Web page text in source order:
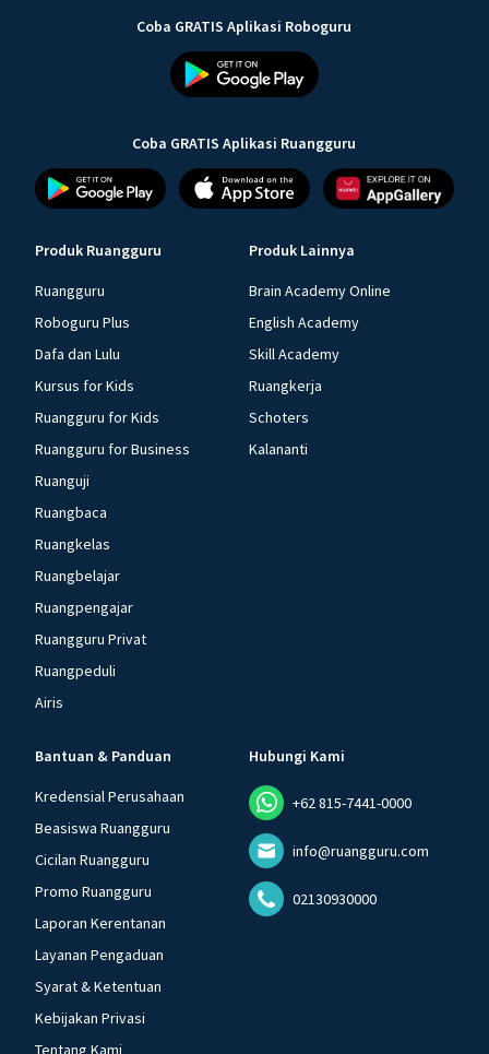
Coba GRATIS Aplikasi Roboguru
Coba GRATIS Aplikasi Ruangguru
Produk Ruangguru
Ruangguru
Roboguru Plus
Dafa dan Lulu
Kursus for Kids
Ruangguru for Kids
Ruangguru for Business
Ruanguji
Ruangbaca
Ruangkelas
Ruangbelajar
Ruangpengajar
Ruangguru Privat
Ruangpeduli
Airis
Produk Lainnya
Brain Academy Online
English Academy
Skill Academy
Ruangkerja
Schoters
Kalananti
Bantuan & Panduan
Kredensial Perusahaan
Beasiswa Ruangguru
Cicilan Ruangguru
Promo Ruangguru
Laporan Kerentanan
Layanan Pengaduan
Syarat & Ketentuan
Kebijakan Privasi
Tentang Kami
Hubungi Kami
+62 815-7441-0000
info@ruangguru.com
02130930000